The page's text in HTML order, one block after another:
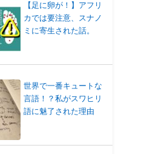
【足に卵が！】アフリ
カでは要注意、スナノ
ミに寄生された話。
世界で一番キュートな
言語！？私がスワヒリ
語に魅了された理由